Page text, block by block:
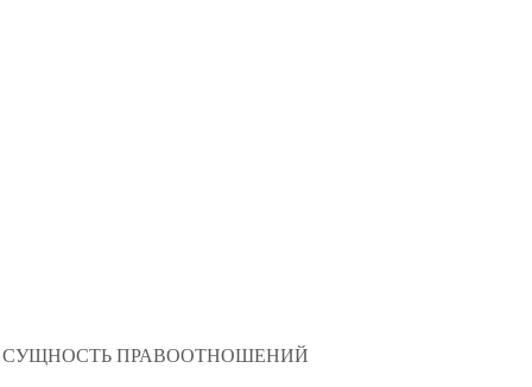
СУЩНОСТЬ ПРАВООТНОШЕНИЙ